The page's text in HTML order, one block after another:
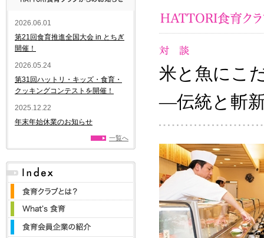
米と魚にこ
—伝統と斬
2026.06.01
第21回食育推進全国大会 in とちぎ
開催！
2026.05.24
第31回ハットリ・キッズ・食育・
クッキングコンテストを開催！
2025.12.22
年末年始休業のお知らせ
一覧へ